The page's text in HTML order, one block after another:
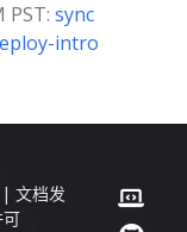
PST: sync
intro
文档发